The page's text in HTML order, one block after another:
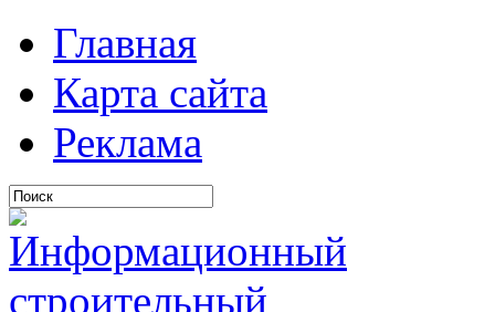
Главная
Карта сайта
Реклама